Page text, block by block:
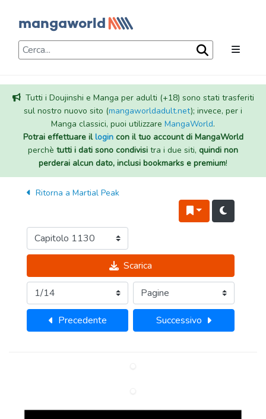
Tutti i Doujinshi e Manga per adulti (+18) sono stati trasferiti
sul nostro nuovo sito (mangaworldadult.net); invece, per i
Manga classici, puoi utilizzare MangaWorld.
Potrai effettuare illogincon il tuo account di MangaWorld
perchè tutti i dati sono condivisi tra i due siti, quindi non
perderai alcun dato, inclusi bookmarks e premium!
Ritorna a Martial Peak
Scarica
Precedente Successivo